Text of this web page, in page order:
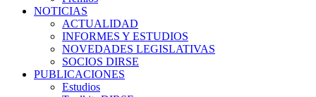
NOTICIAS
ACTUALIDAD
INFORMES Y ESTUDIOS
NOVEDADES LEGISLATIVAS
SOCIOS DIRSE
PUBLICACIONES
Estudios